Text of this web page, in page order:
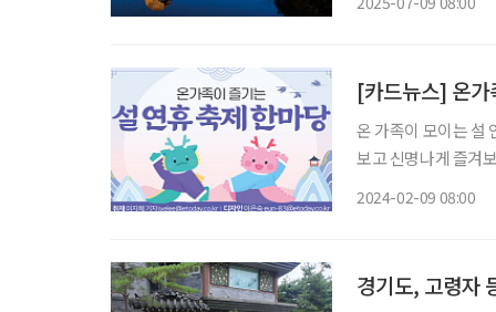
[카드뉴스] 온가
온 가족이 모이는 설
보고 신명나게 즐겨보는 것 어떨까? 2024년 제28회
2024-02-09 08:00
경기도, 고령자